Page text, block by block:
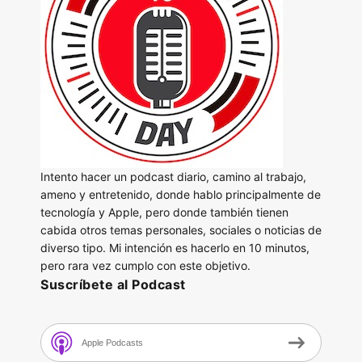
Intento hacer un podcast diario, camino al trabajo,
ameno y entretenido, donde hablo principalmente de
tecnología y Apple, pero donde también tienen
cabida otros temas personales, sociales o noticias de
diverso tipo. Mi intención es hacerlo en 10 minutos,
pero rara vez cumplo con este objetivo.
Suscríbete al Podcast
Apple Podcasts